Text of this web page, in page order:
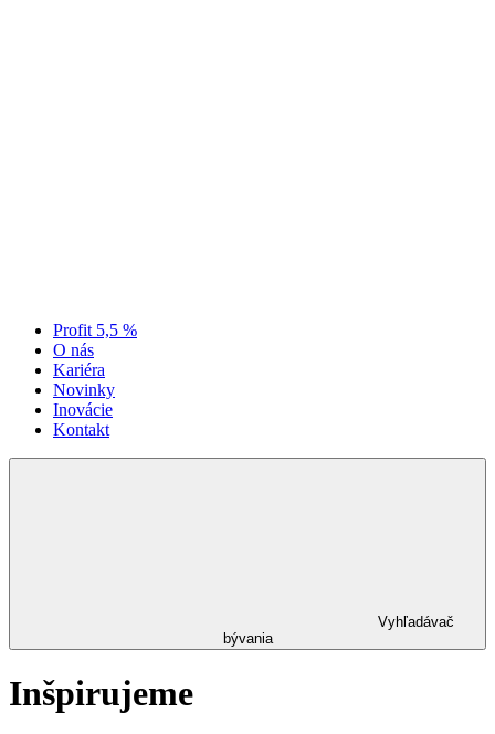
Profit 5,5 %
O nás
Kariéra
Novinky
Inovácie
Kontakt
Vyhľadávač
bývania
Inšpirujeme